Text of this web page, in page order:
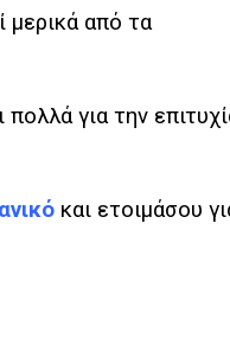
μερικά από τα
πολλά για την
και ετοιμάσου